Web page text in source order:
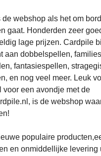
webshop als het om
gaat. Honderden zeer
lage prijzen. Cardpile
aan dobbelspellen,
fantasiespellen,
en nog veel meer. Leuk
voor een avondje met de
is de webshop
populaire
en onmiddellijke levering